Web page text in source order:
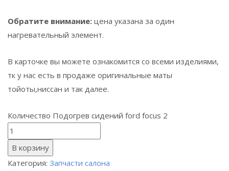
Обратите внимание: цена указана за один
нагревательный элемент.
В карточке вы можете ознакомится со всеми изделиями,
тк у нас есть в продаже оригинальные маты
тойоты,ниссан и так далее.
Количество Подогрев сидений ford focus 2
В корзину
Категория: Запчасти салона